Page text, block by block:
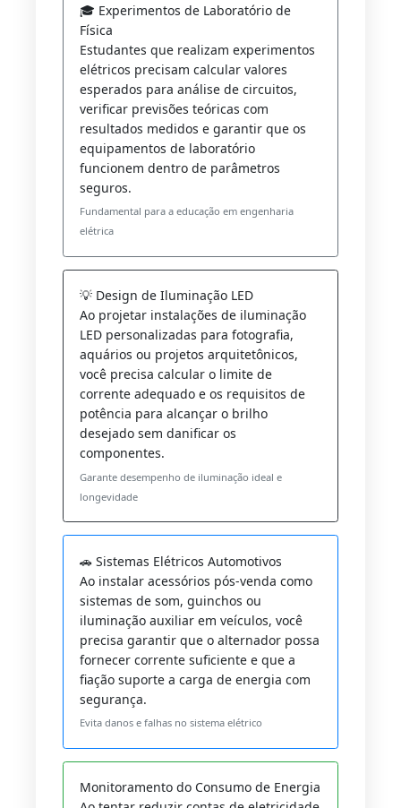
🎓 Experimentos de Laboratório de
Física
Estudantes que realizam experimentos
elétricos precisam calcular valores
esperados para análise de circuitos,
verificar previsões teóricas com
resultados medidos e garantir que os
equipamentos de laboratório
funcionem dentro de parâmetros
seguros.
Fundamental para a educação em engenharia
elétrica
💡 Design de Iluminação LED
Ao projetar instalações de iluminação
LED personalizadas para fotografia,
aquários ou projetos arquitetônicos,
você precisa calcular o limite de
corrente adequado e os requisitos de
potência para alcançar o brilho
desejado sem danificar os
componentes.
Garante desempenho de iluminação ideal e
longevidade
🚗 Sistemas Elétricos Automotivos
Ao instalar acessórios pós-venda como
sistemas de som, guinchos ou
iluminação auxiliar em veículos, você
precisa garantir que o alternador possa
fornecer corrente suficiente e que a
fiação suporte a carga de energia com
segurança.
Evita danos e falhas no sistema elétrico
Monitoramento do Consumo de Energia